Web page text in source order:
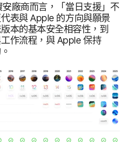
安​廠商​而​言，​「當日​支援」​不​
表​與Apple 的​方向​與​願景​
本​的​基本​安全​相容性，​到​
作​流程，​與Apple保持​